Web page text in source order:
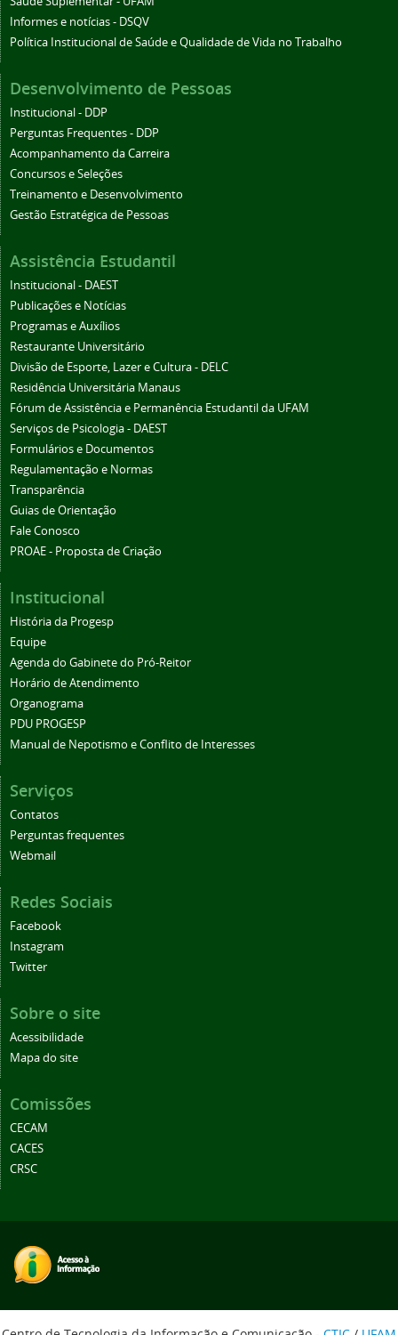
Informes e notícias - DSQV
Política Institucional de Saúde e Qualidade de Vida no Trabalho
Desenvolvimento de Pessoas
Institucional - DDP
Perguntas Frequentes - DDP
Acompanhamento da Carreira
Concursos e Seleções
Treinamento e Desenvolvimento
Gestão Estratégica de Pessoas
Assistência Estudantil
Institucional - DAEST
Publicações e Notícias
Programas e Auxílios
Restaurante Universitário
Divisão de Esporte, Lazer e Cultura - DELC
Residência Universitária Manaus
Fórum de Assistência e Permanência Estudantil da UFAM
Serviços de Psicologia - DAEST
Formulários e Documentos
Regulamentação e Normas
Transparência
Guias de Orientação
Fale Conosco
PROAE - Proposta de Criação
Institucional
História da Progesp
Equipe
Agenda do Gabinete do Pró-Reitor
Horário de Atendimento
Organograma
PDU PROGESP
Manual de Nepotismo e Conflito de Interesses
Serviços
Contatos
Perguntas frequentes
Webmail
Redes Sociais
Facebook
Instagram
Twitter
Sobre o site
Acessibilidade
Mapa do site
Comissões
CECAM
CACES
CRSC